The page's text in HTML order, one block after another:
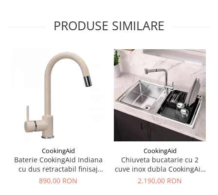
PRODUSE SIMILARE
CookingAid
Baterie CookingAid Indiana
cu dus retractabil finisaj
granit Bej Pigmentat /
890,00 RON
CookingAid
Chiuveta bucatarie cu 2
cuve inox dubla CookingAid
FUSION 86BB
2.190,00 RON